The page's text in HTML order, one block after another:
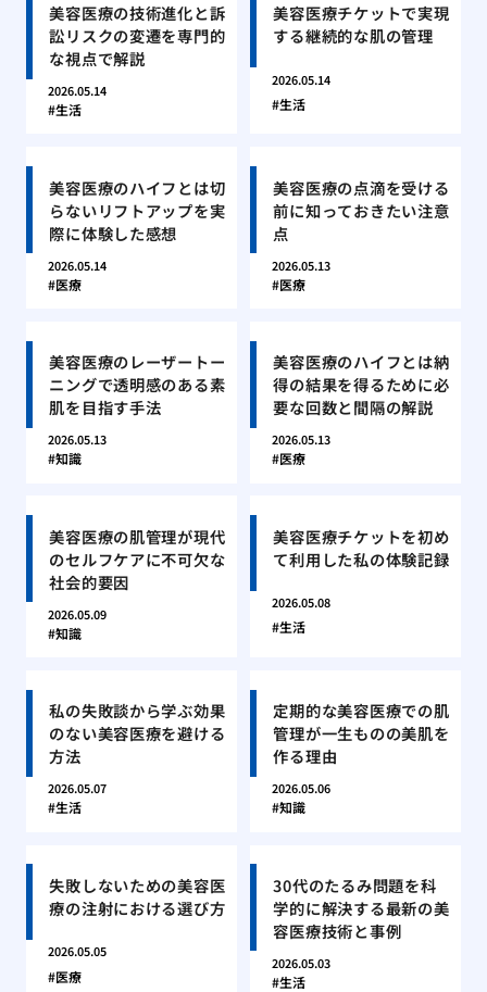
美容医療の技術進化と訴
訟リスクの変遷を専門的
な視点で解説
2026.05.14
生活
美容医療チケットで実現
する継続的な肌の管理
2026.05.14
生活
美容医療のハイフとは切
らないリフトアップを実
際に体験した感想
2026.05.14
医療
美容医療の点滴を受ける
前に知っておきたい注意
点
2026.05.13
医療
美容医療のレーザートー
ニングで透明感のある素
肌を目指す手法
2026.05.13
知識
美容医療のハイフとは納
得の結果を得るために必
要な回数と間隔の解説
2026.05.13
医療
美容医療の肌管理が現代
のセルフケアに不可欠な
社会的要因
2026.05.09
知識
美容医療チケットを初め
て利用した私の体験記録
2026.05.08
生活
私の失敗談から学ぶ効果
のない美容医療を避ける
方法
2026.05.07
生活
定期的な美容医療での肌
管理が一生ものの美肌を
作る理由
2026.05.06
知識
失敗しないための美容医
療の注射における選び方
2026.05.05
医療
30代のたるみ問題を科
学的に解決する最新の美
容医療技術と事例
2026.05.03
生活